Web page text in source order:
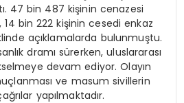
47 bin 487 kişinin cenazesi
14 bin 222 kişinin cesedi enkaz
açıklamalarda bulunmuştu.
dramı sürerken, uluslararası
devam ediyor. Olayın
ve masum sivillerin
yapılmaktadır.